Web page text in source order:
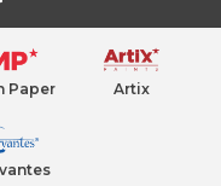
Paper Artix
dzieciecy